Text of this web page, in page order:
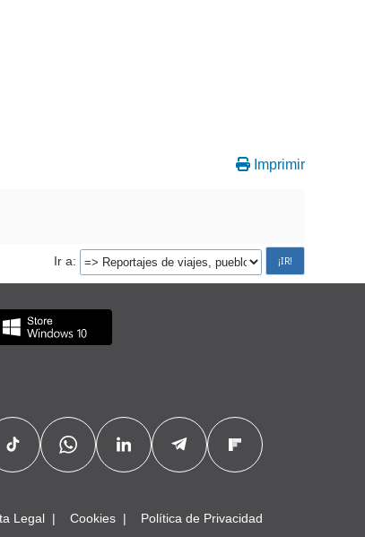
Imprimir
Ir a
Legal Cookies Política de Privacidad